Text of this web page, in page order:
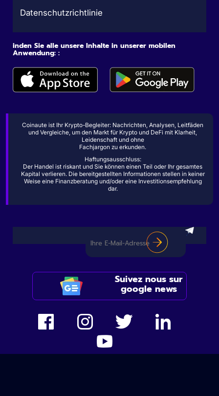
Datenschutzrichtlinie
inden Sie alle unsere Inhalte in unserer mobilen
Anwendung: :
Coinaute ist Ihr Krypto-Begleiter: Nachrichten, Analysen, Leitfäden
und Vergleiche, um den Markt für Krypto und DeFi mit Klarheit,
Leidenschaft und ohne
Fachjargon zu erkunden.
Haftungsausschluss:
Der Handel ist riskant und Sie können einen Teil oder Ihr gesamtes
Kapital verlieren. Die bereitgestellten Informationen stellen in keiner
Weise eine Finanzberatung und/oder eine Investitionsempfehlung
dar.
Suivez nous sur
google news